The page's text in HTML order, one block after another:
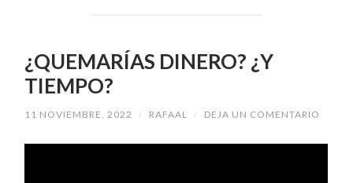
¿QUEMARÍAS DINERO? ¿Y
TIEMPO?
11 NOVIEMBRE, 2022 / RAFAAL / DEJA UN COMENTARIO